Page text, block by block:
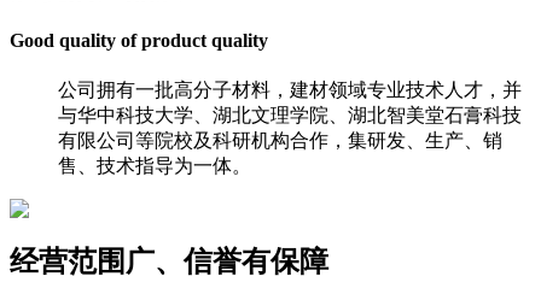
Good quality of product quality
公司拥有一批高分子材料，建材领域专业技术人才，并
与华中科技大学、湖北文理学院、湖北智美堂石膏科技
有限公司等院校及科研机构合作，集研发、生产、销
售、技术指导为一体。
经营范围广、信誉有保障